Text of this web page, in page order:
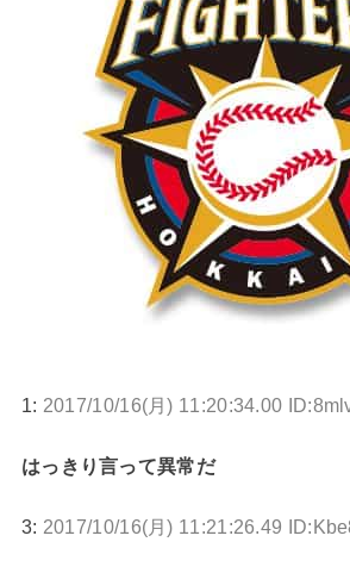
1: 2017/10/16(月) 11:20:34.00
はっきり言って異常だ
3: 2017/10/16(月) 11:21:26.49